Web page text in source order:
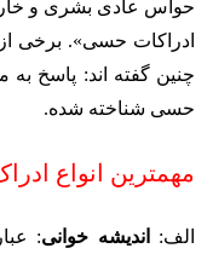
حواس عادی بشری و
ادراکات حسی». برخی
چنین گفته اند: پاسخ
حسی شناخته شده.
مهمترین انواع
الف: اندیشه خوانی: